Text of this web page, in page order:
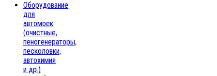
Oборудование
для
автомоек
(очистные,
пеногенераторы,
песколовки,
автохимия
и др.)